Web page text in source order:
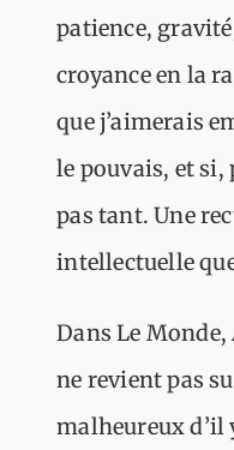
patience,
croyance en la
que j’aimerais
le pouvais, et si,
pas tant. Une
intellectuelle
Dans Le
ne revient pas
malheureux d’il